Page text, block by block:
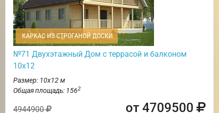
КАРКАС ИЗ СТРОГАНОЙ ДОСКИ
№71 Двухэтажный Дом с террасой и балконом
10х12
Размер: 10х12 м
Общая площадь: 1562
4944900 от 4709500